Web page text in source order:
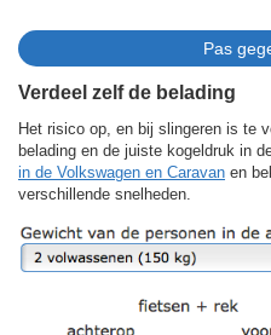
Verdeel zelf de belading
Het risico op, en bij slingeren is te
belading en de juiste kogeldruk in
in de Volkswagen en Caravan en
verschillende snelheden.